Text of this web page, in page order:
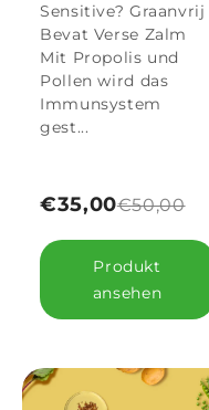
Sensitive? Graanvrij
Bevat Verse Zalm
Mit Propolis und
Pollen wird das
Immunsystem
gest...
€35,00€50,00
Produkt
ansehen